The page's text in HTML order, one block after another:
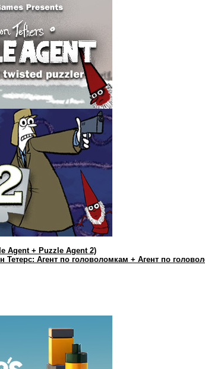
Agent + Puzzle Agent 2)
Тетерс: Агент по головоломкам + Агент по